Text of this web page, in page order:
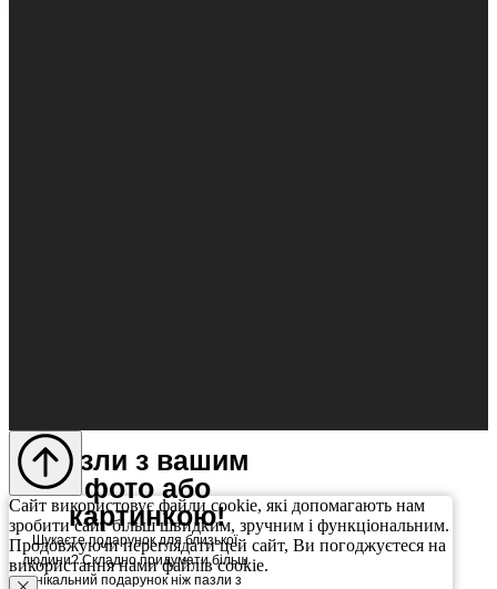
Пазли з вашим
фото або
картинкою!
Шукаєте подарунок для близької
людини? Складно придумати більш
унікальний подарунок ніж пазли з
Сайт використовує файли cookie, які допомагають нам
зробити сайт більш швидким, зручним і функціональним.
Продовжуючи переглядати цей сайт, Ви погоджуєтеся на
використання нами файлів cookie.